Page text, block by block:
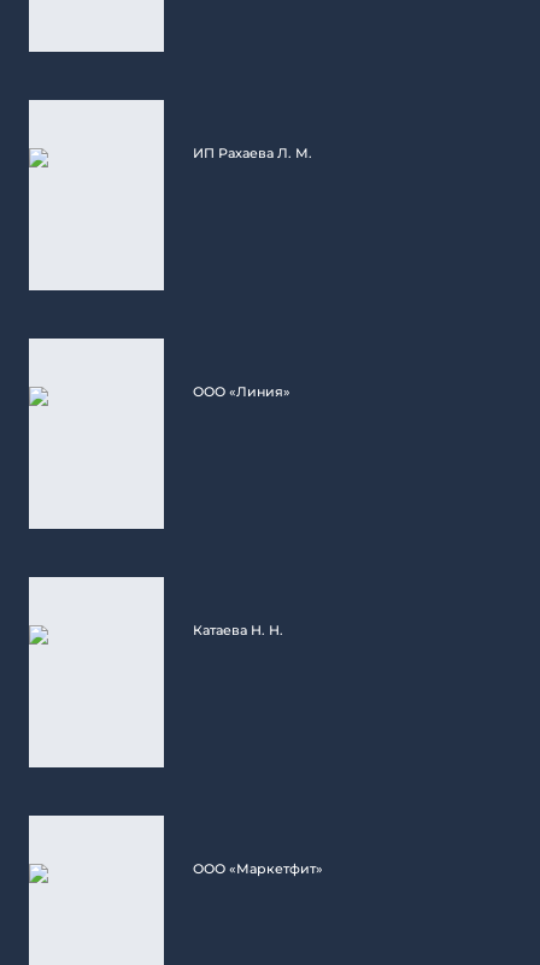
ИП Рахаева Л. М.
ООО «Линия»
Катаева Н. Н.
ООО «Маркетфит»